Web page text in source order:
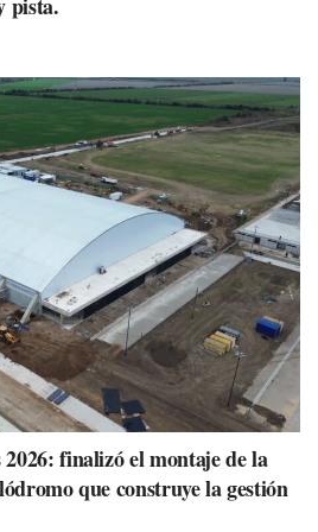
finalizó el montaje de la
que construye la gestión